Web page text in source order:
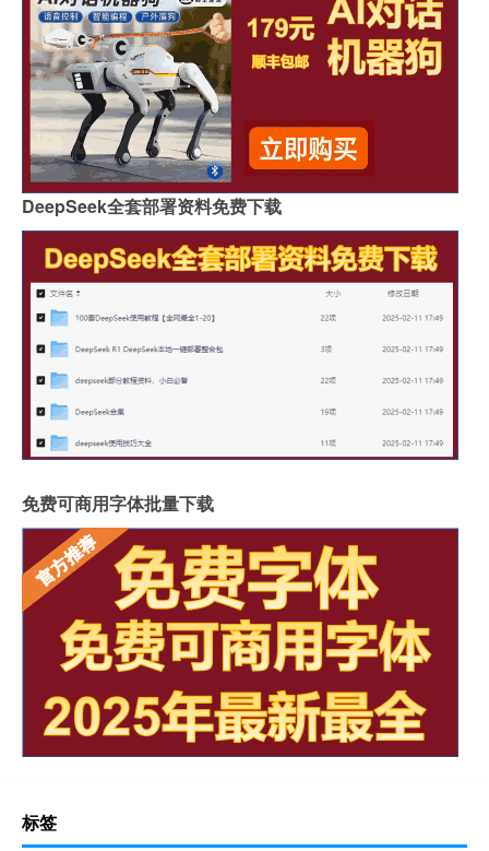
DeepSeek全套部署资料免费下载
免费可商用字体批量下载
标签